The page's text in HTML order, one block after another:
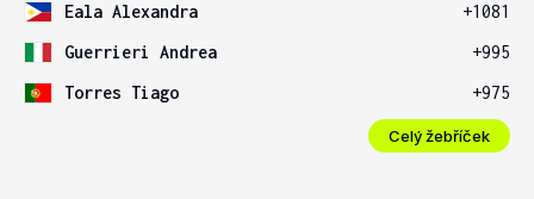
Eala Alexandra
+1081
Guerrieri Andrea
+995
Torres Tiago
+975
Celý žebříček